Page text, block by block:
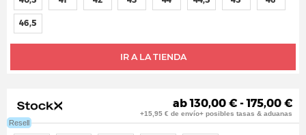
IR A LA TIENDA
46,5
Resell
ab 130,00 € - 175,00 €
+15,95 € de envío+ posibles tasas & aduanas